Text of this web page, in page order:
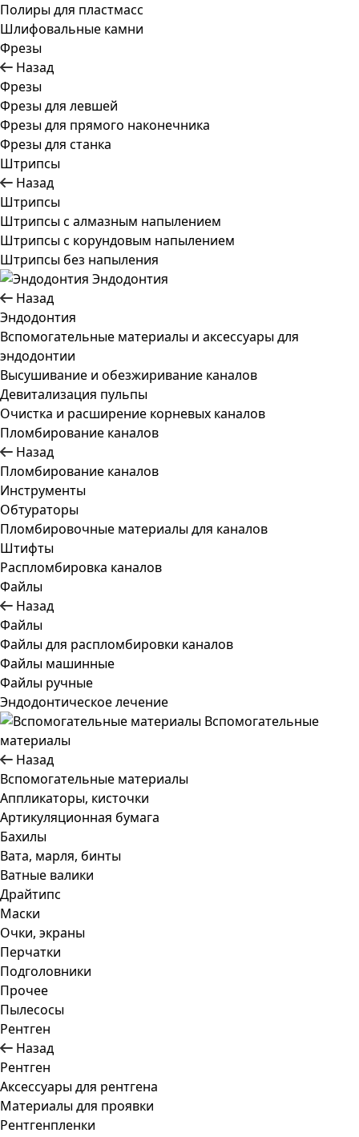
Полиры для пластмасс
Шлифовальные камни
Фрезы
Назад
Фрезы
Фрезы для левшей
Фрезы для прямого наконечника
Фрезы для станка
Штрипсы
Назад
Штрипсы
Штрипсы c алмазным напылением
Штрипсы c корундовым напылением
Штрипсы без напыления
Эндодонтия
Назад
Эндодонтия
Вспомогательные материалы и аксессуары для
эндодонтии
Высушивание и обезжиривание каналов
Девитализация пульпы
Очистка и расширение корневых каналов
Пломбирование каналов
Назад
Пломбирование каналов
Инструменты
Обтураторы
Пломбировочные материалы для каналов
Штифты
Распломбировка каналов
Файлы
Назад
Файлы
Файлы для распломбировки каналов
Файлы машинные
Файлы ручные
Эндодонтическое лечение
Вспомогательные
материалы
Назад
Вспомогательные материалы
Аппликаторы, кисточки
Артикуляционная бумага
Бахилы
Вата, марля, бинты
Ватные валики
Драйтипс
Маски
Очки, экраны
Перчатки
Подголовники
Прочее
Пылесосы
Рентген
Назад
Рентген
Аксессуары для рентгена
Материалы для проявки
Рентгенпленки